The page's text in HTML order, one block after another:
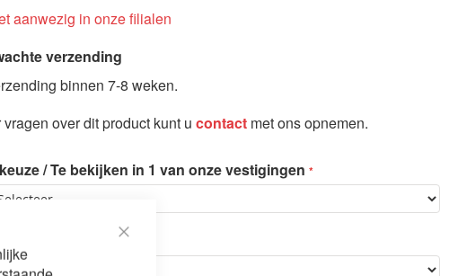
Slaapbank model Sleepy
aanwezig in onze filialen
verzending
binnen 7-8 weken.
vragen over dit product kunt ucontact met ons opnemen.
/ Te bekijken in 1 van onze vestigingen
en montage